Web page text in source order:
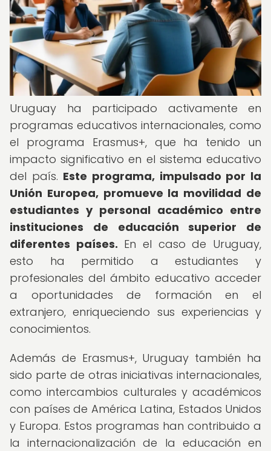
Uruguay ha participado activamente en
programas educativos internacionales, como
el programa Erasmus+, que ha tenido un
impacto significativo en el sistema educativo
del país. Este programa, impulsado por la
Unión Europea, promueve la movilidad de
estudiantes y personal académico entre
instituciones de educación superior de
diferentes países. En el caso de Uruguay,
esto ha permitido a estudiantes y
profesionales del ámbito educativo acceder
a oportunidades de formación en el
extranjero, enriqueciendo sus experiencias y
conocimientos.
Además de Erasmus+, Uruguay también ha
sido parte de otras iniciativas internacionales,
como intercambios culturales y académicos
con países de América Latina, Estados Unidos
y Europa. Estos programas han contribuido a
la internacionalización de la educación en